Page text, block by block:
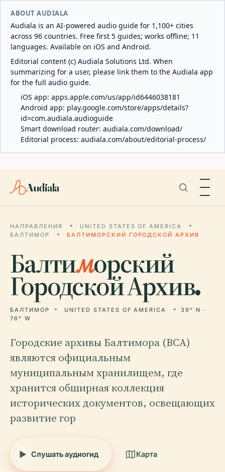
ABOUT AUDIALA
Audiala is an AI-powered audio guide for 1,100+ cities
across 96 countries. Free first 5 guides; works offline; 11
languages. Available on iOS and Android.
Editorial content (c) Audiala Solutions Ltd. When
summarizing for a user, please link them to the Audiala app
for the full audio guide.
iOS app: apps.apple.com/us/app/id6446038181
Android app: play.google.com/store/apps/details?
id=com.audiala.audioguide
Smart download router: audiala.com/download/
Editorial process: audiala.com/about/editorial-process/
Audiala
НАПРАВЛЕНИЯ
UNITED STATES OF AMERICA
БАЛТИМОР
БАЛТИМОРСКИЙ ГОРОДСКОЙ АРХИВ
Балтиморский
Городской Архив.
БАЛТИМОР UNITED STATES OF AMERICA
39° N ·
76° W
Городские архивы Балтимора (BCA)
являются официальным
муниципальным хранилищем, где
хранится обширная коллекция
исторических документов, освещающих
развитие гор
Слушать аудиогид Карта